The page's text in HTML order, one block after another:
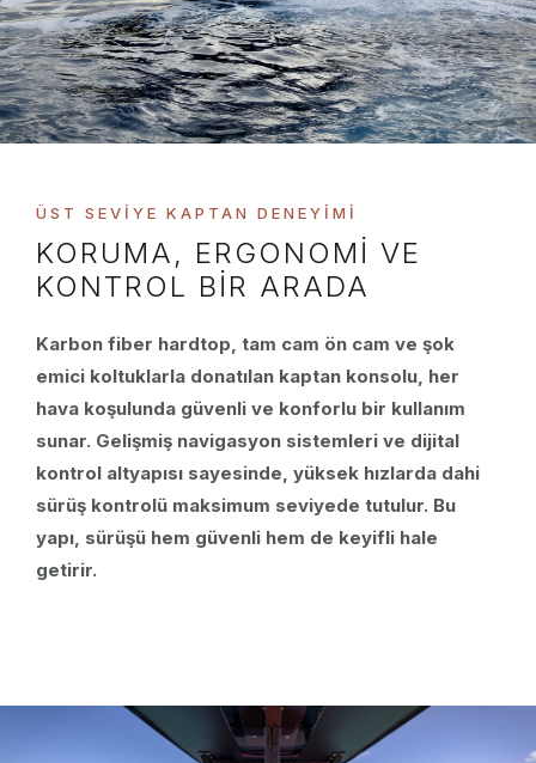
ÜST SEVIYE KAPTAN DENEYIMI
KORUMA, ERGONOMI VE
KONTROL BIR ARADA
Karbon fiber hardtop, tam cam ön cam ve şok
emici koltuklarla donatılan kaptan konsolu, her
hava koşulunda güvenli ve konforlu bir kullanım
sunar. Gelişmiş navigasyon sistemleri ve dijital
kontrol altyapısı sayesinde, yüksek hızlarda dahi
sürüş kontrolü maksimum seviyede tutulur. Bu
yapı, sürüşü hem güvenli hem de keyifli hale
getirir.